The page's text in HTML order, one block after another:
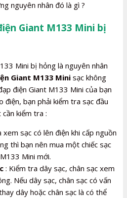
nguyên nhân đó là gì ?
Giant M133 Mini bị
Mini bị hỏng là nguyên nhân
Giant M133 Minisạc không
điện Giant M133 Mini của bạn
điện, bạn phải kiểm tra sạc đầu
kiểm tra :
xem sạc có lên điện khi cấp nguồn
thì bạn nên mua một chiếc sạc
Mini mới.
: Kiểm tra dây sạc, chân sạc xem
Nếu dây sạc, chân sạc có vấn
dây hoặc chân sạc là có thể